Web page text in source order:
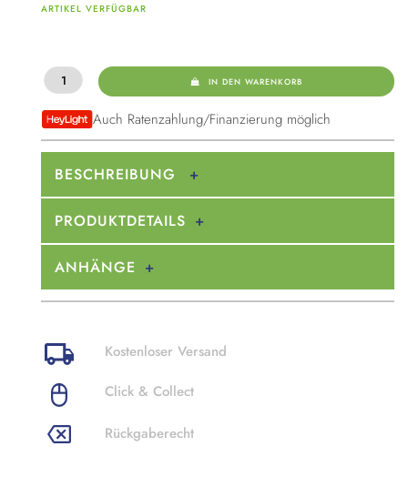
ARTIKEL VERFÜGBAR
IN DEN WARENKORB
Auch Ratenzahlung/Finanzierung möglich
BESCHREIBUNG
PRODUKTDETAILS
ANHÄNGE
Kostenloser Versand
Click & Collect
Rückgaberecht